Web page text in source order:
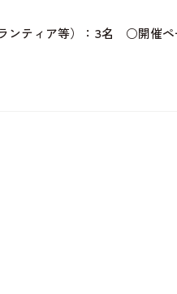
ィア等）：3名 ○開催ペ